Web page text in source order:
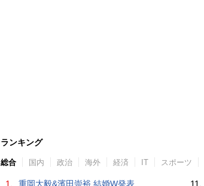
ランキング
総合 国内 政治 海外 経済 IT スポーツ
重岡大毅&濱田崇裕 結婚W発表